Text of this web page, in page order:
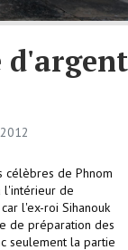
d'argent
célèbres de Phnom
l'intérieur de
l'ex-roi Sihanouk
de préparation des
seulement la partie